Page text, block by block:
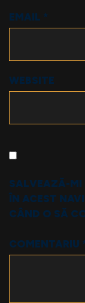
EMAIL *
WEBSITE
SALVEAZĂ-MI
ÎN ACEST
CÂND O SĂ
COMENTARIU